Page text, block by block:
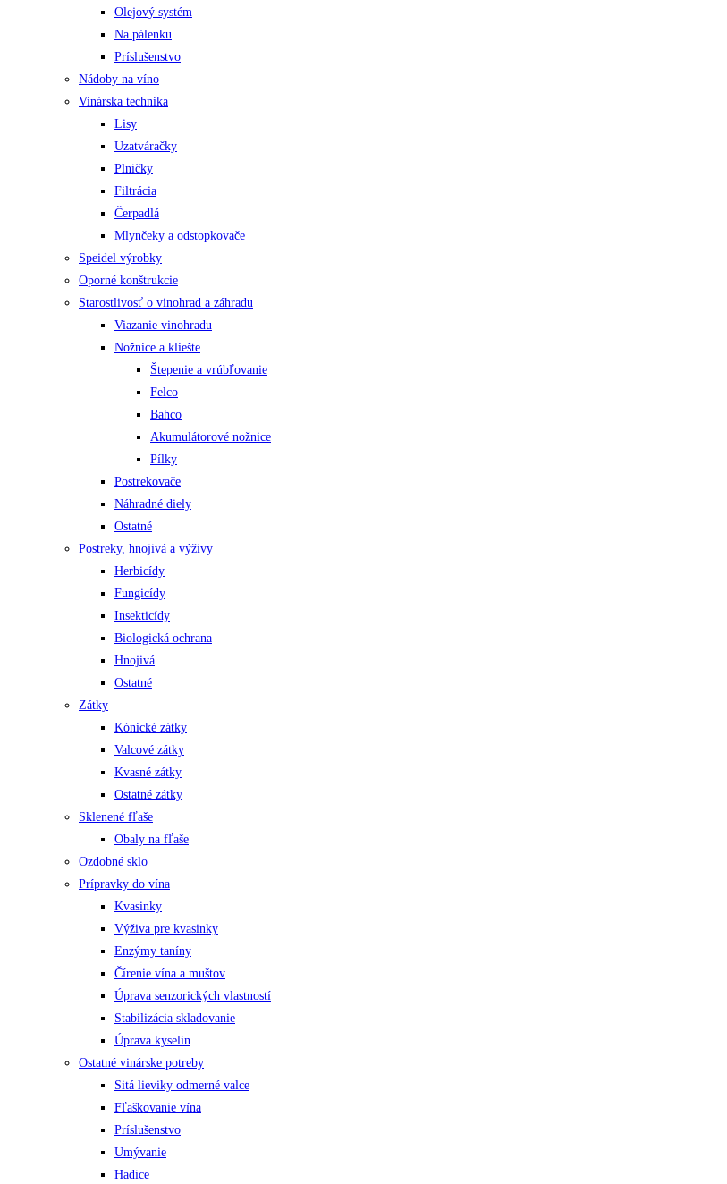
Olejový systém
Na pálenku
Príslušenstvo
Nádoby na víno
Vinárska technika
Lisy
Uzatváračky
Plničky
Filtrácia
Čerpadlá
Mlynčeky a odstopkovače
Speidel výrobky
Oporné konštrukcie
Starostlivosť o vinohrad a záhradu
Viazanie vinohradu
Nožnice a kliešte
Štepenie a vrúbľovanie
Felco
Bahco
Akumulátorové nožnice
Pílky
Postrekovače
Náhradné diely
Ostatné
Postreky, hnojivá a výživy
Herbicídy
Fungicídy
Insekticídy
Biologická ochrana
Hnojivá
Ostatné
Zátky
Kónické zátky
Valcové zátky
Kvasné zátky
Ostatné zátky
Sklenené fľaše
Obaly na fľaše
Ozdobné sklo
Prípravky do vína
Kvasinky
Výživa pre kvasinky
Enzýmy taníny
Čírenie vína a muštov
Úprava senzorických vlastností
Stabilizácia skladovanie
Úprava kyselín
Ostatné vinárske potreby
Sitá lieviky odmerné valce
Fľaškovanie vína
Príslušenstvo
Umývanie
Hadice